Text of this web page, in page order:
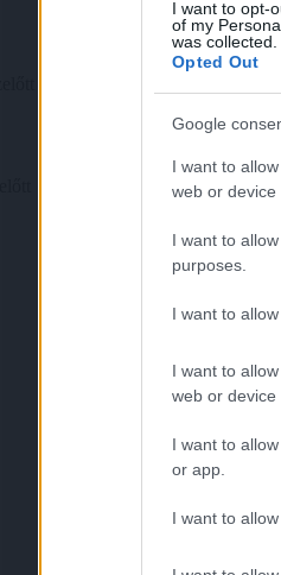
I want to opt-
of my
was collected.
Opted Out
Google
I want to
web or device
I want to
purposes.
I want to
I want to
web or device
I want to
or app.
I want to